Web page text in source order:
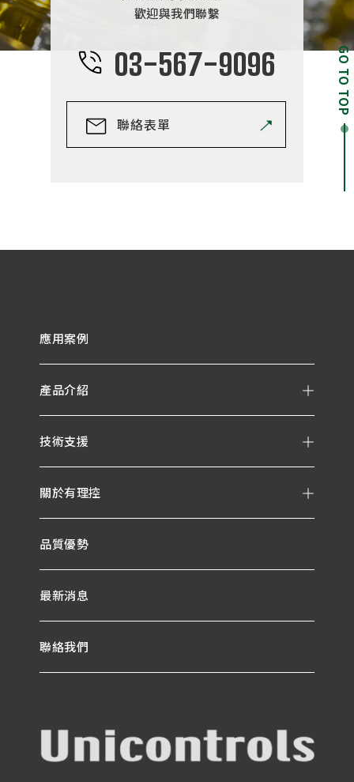
歡迎與我們聯繫
03-567-9096
聯絡表單
應用案例
產品介紹
技術支援
關於有理控
品質優勢
最新消息
聯絡我們
GO TO TOP